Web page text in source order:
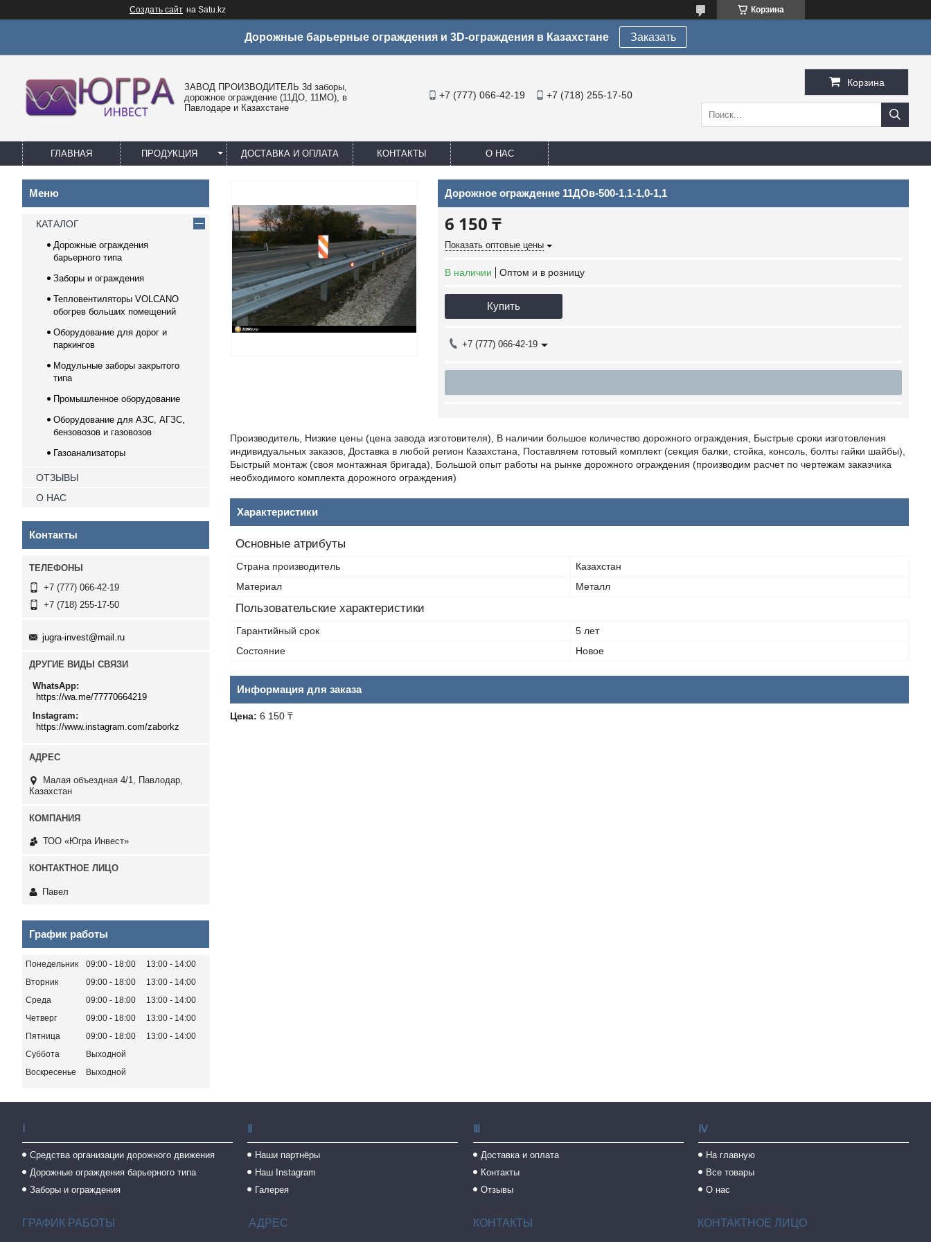
Создать сайт на Satu.kz Корзина
Дорожные барьерные ограждения и 3D-ограждения в Казахстане Заказать
ЗАВОД ПРОИЗВОДИТЕЛЬ 3d заборы,
дорожное ограждение (11ДО, 11МО), в
Павлодаре и Казахстане
+7 (777) 066-42-19 +7 (718) 255-17-50
Корзина
ГЛАВНАЯ ПРОДУКЦИЯ ДОСТАВКА И ОПЛАТА КОНТАКТЫ О НАС
Дорожное ограждение 11ДОв-500-1,1-1,0-1,1
6 150 ₸
Показать оптовые цены
В наличии Оптом и в розницу
Купить
+7 (777) 066-42-19
Производитель, Низкие цены (цена завода изготовителя), В наличии большое количество дорожного ограждения, Быстрые сроки изготовления
индивидуальных заказов, Доставка в любой регион Казахстана, Поставляем готовый комплект (секция балки, стойка, консоль, болты гайки шайбы),
Быстрый монтаж (своя монтажная бригада), Большой опыт работы на рынке дорожного ограждения (производим расчет по чертежам заказчика
необходимого комплекта дорожного ограждения)
Характеристики
Основные атрибуты
Страна производитель
Казахстан
Материал
Металл
Пользовательские характеристики
Гарантийный срок
5 лет
Состояние
Новое
Информация для заказа
Цена: 6 150 ₸
КАТАЛОГ
Дорожные ограждения
барьерного типа
Заборы и ограждения
Тепловентиляторы VOLCANO
обогрев больших помещений
Оборудование для дорог и
паркингов
Модульные заборы закрытого
типа
Промышленное оборудование
Оборудование для АЗС, АГЗС,
бензовозов и газовозов
Газоанализаторы
ОТЗЫВЫ
О НАС
Контакты
+7 (777) 066-42-19
+7 (718) 255-17-50
jugra-invest@mail.ru
ДРУГИЕ ВИДЫ СВЯЗИ
WhatsApp
https://wa.me/77770664219
Instagram
https://www.instagram.com/zaborkz
Малая объездная 4/1, Павлодар,
Казахстан
ТОО «Югра Инвест»
Павел
График работы
Понедельник 09:00 18:00 13:00
14:00
Вторник
09:00 18:00 13:00
14:00
Среда
09:00 18:00 13:00
14:00
Четверг
09:00 18:00 13:00
14:00
Пятница
09:00 18:00 13:00
14:00
Суббота
Выходной
Воскресенье
Выходной
Ⅰ
Средства организации дорожного движения
Дорожные ограждения барьерного типа
Заборы и ограждения
Ⅱ
Наши партнёры
Наш Instagram
Галерея
Ⅲ
Доставка и оплата
Контакты
Отзывы
Ⅳ
На главную
Все товары
О нас
ГРАФИК РАБОТЫ